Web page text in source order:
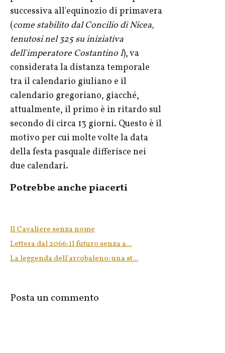
successiva all'equinozio di primavera
(come stabilito dal Concilio di Nicea,
tenutosi nel 325 su iniziativa
dell'imperatore Costantino I), va
considerata la distanza temporale
tra il calendario giuliano e il
calendario gregoriano, giacché,
attualmente, il primo è in ritardo sul
secondo di circa 13 giorni. Questo è il
motivo per cui molte volte la data
della festa pasquale differisce nei
due calendari.
Potrebbe anche piacerti
Il Cavaliere senza nome
Lettera dal 2066: il futuro senza a...
La leggenda dell'arcobaleno: una st...
Posta un commento